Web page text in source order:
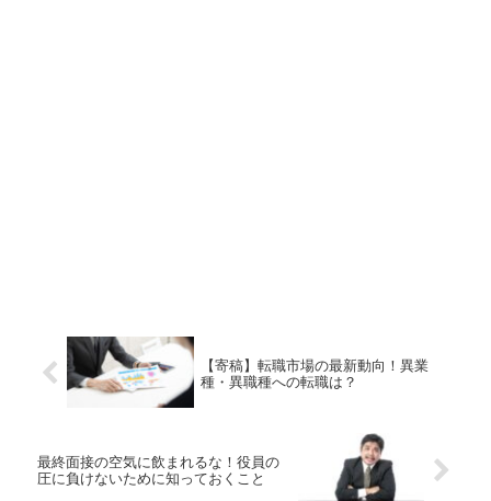
【寄稿】転職市場の最新動向！異業
種・異職種への転職は？
最終面接の空気に飲まれるな！役員の
圧に負けないために知っておくこと